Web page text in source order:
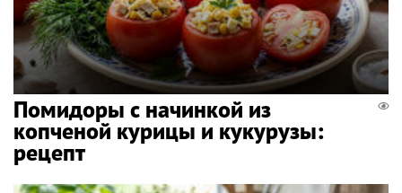
Помидоры с начинкой из
копченой курицы и кукурузы:
рецепт